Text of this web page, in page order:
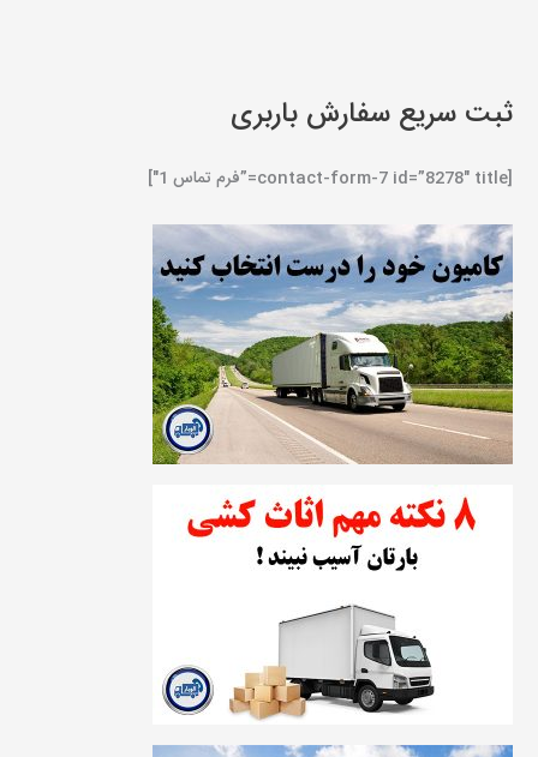
ثبت سریع سفارش باربری
[contact-form-7 id=”8278″ title=”فرم تماس 1″]